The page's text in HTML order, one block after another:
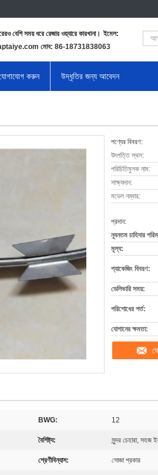
বেশি সময় ধরে রেজার ওয়্যারে কারখানা। ইমেল:
মোব: 86-18731838063
করুন উদ্ধৃতির জন্য আবেদন
পণ্যের বিবরণ:
উৎপত্তি স্থল:
পরিচিতিমুলক নাম:
সাক্ষ্যদান:
মডেল নম্বার:
প্রদান:
ন্যূনতম চাহিদার
মূল্য:
প্যাকেজিং বিবরণ:
ডেলিভারি সময়:
পরিশোধের শর্ত:
যোগানের ক্ষমতা:
BWG: 12
বৈশিষ্ট্য: সুন্দর চেহারা, সহজ
শ্রেণীবিন্যাস: সোজা প্রকার